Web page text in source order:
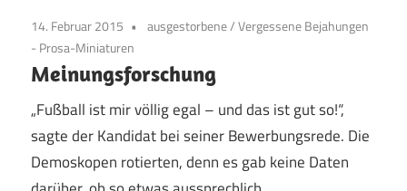
14. Februar 2015 ausgestorbene/Vergessene Bejahungen
- Prosa-Miniaturen
Meinungsforschung
„Fußball ist mir völlig egal – und das ist gut so!“,
sagte der Kandidat bei seiner Bewerbungsrede. Die
Demoskopen rotierten, denn es gab keine Daten